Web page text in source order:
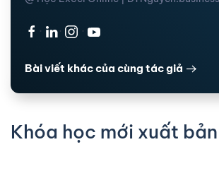
· · ·
Bài viết khác của cùng tác giả
Khóa học mới xuất bản